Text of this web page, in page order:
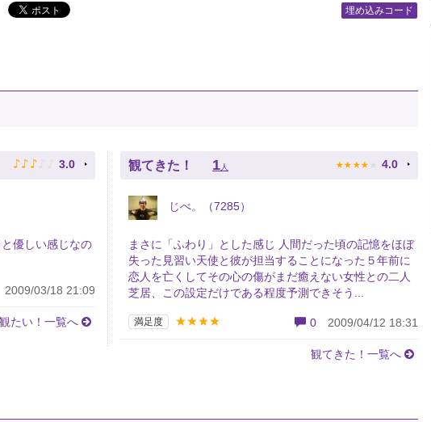
埋め込みコード
♪ ♪ ♪ ♪ ♪ 3.0
優しい感じなの
2009/03/18 21:09
観たい！一覧へ
観てきた！ 1 人 ★ ★ ★ ★ ★ 4.0
じべ。（7285）
まさに「ふわり」とした感じ 人間だった頃の記憶をほぼ
失った見習い天使と彼が担当することになった５年前に
恋人を亡くしてその心の傷がまだ癒えない女性との二人
芝居、この設定だけである程度予測できそう...
満足度 ★★★★ 0 2009/04/12 18:31
観てきた！一覧へ